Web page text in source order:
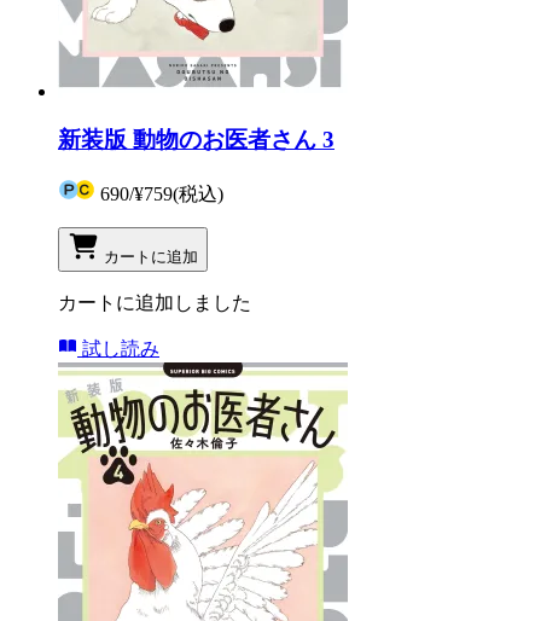
新装版 動物のお医者さん 3
690/¥759(税込)
カートに追加
カートに追加しました
試し読み